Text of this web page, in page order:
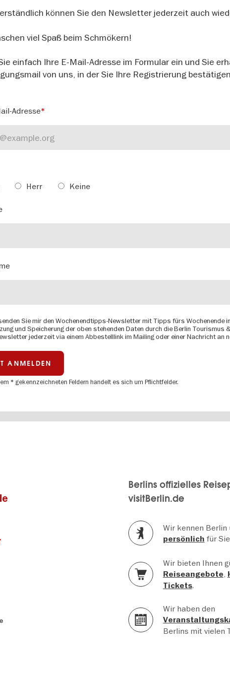
können Sie den Newsletter jederzeit auch
viel Spaß beim Schmökern!
einfach Ihre E-Mail-Adresse im Formular ein und Sie
von uns, in der Sie Ihre Registrierung
Adresse
Herr Keine
Sie mir den Wochenendtipps-Newsletter mit Tipps fürs Wochenende
und Speicherung der oben stehenden Daten durch die Berlin Tourismus
jederzeit via einem Abbestelllink im Mailing oder einer Nachricht an
* gekennzeichneten Feldern handelt es sich um Pflichtfelder.
Berlins offizielles
visitBerlin.de
Wir kennen Berlin
persönlich für
Wir bieten Ihnen
Reiseangebote,
Tickets.
Wir haben den
Berlins mit vielen